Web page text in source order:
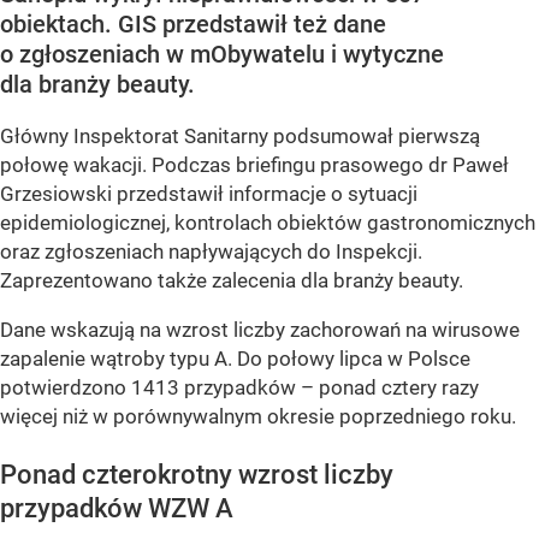
obiektach. GIS przedstawił też dane
o zgłoszeniach w mObywatelu i wytyczne
dla branży beauty.
Główny Inspektorat Sanitarny podsumował pierwszą
połowę wakacji. Podczas briefingu prasowego dr Paweł
Grzesiowski przedstawił informacje o sytuacji
epidemiologicznej, kontrolach obiektów gastronomicznych
oraz zgłoszeniach napływających do Inspekcji.
Zaprezentowano także zalecenia dla branży beauty.
Dane wskazują na wzrost liczby zachorowań na wirusowe
zapalenie wątroby typu A. Do połowy lipca w Polsce
potwierdzono 1413 przypadków – ponad cztery razy
więcej niż w porównywalnym okresie poprzedniego roku.
Ponad czterokrotny wzrost liczby
przypadków WZW A